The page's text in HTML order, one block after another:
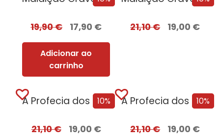
19,90€ 17,90 €
Adicionar ao
carrinho
21,10€ 19,00 €
10%
A Profecia dos Dois Lobos
21,10€ 19,00 €
10%
A Profecia dos Dois Lobos + Oferta A Filha do Irlandês
21,10€ 19,00 €